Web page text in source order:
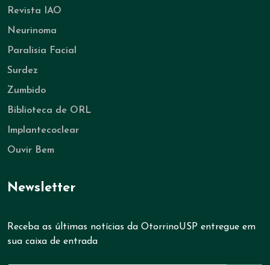
Revista IAO
Neurinoma
Paralisia Facial
Surdez
Zumbido
Biblioteca de ORL
Implantecoclear
Ouvir Bem
Newsletter
Receba as últimas notícias da OtorrinoUSP entregue em
sua caixa de entrada